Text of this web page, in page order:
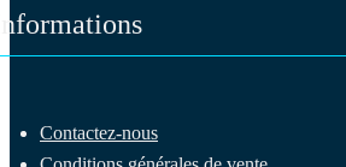
Contactez-nous